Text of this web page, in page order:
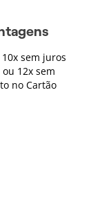
sem juros
12x sem
no Cartão